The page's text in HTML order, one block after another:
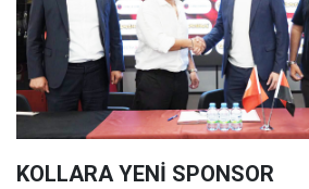
KOLLARA YENİ SPONSOR